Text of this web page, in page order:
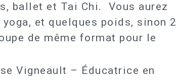
ballet et Tai Chi. Vous aurez
yoga, et quelques poids, sinon 2
de même format pour le
Vigneault – Éducatrice en